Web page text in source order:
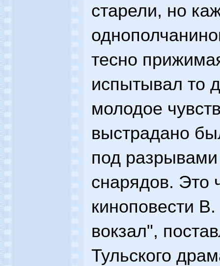
старели, но
тесно
испытывал то
молодое
выстрадано
под
снарядов. Это
киноповести
вокзал",
Тульского